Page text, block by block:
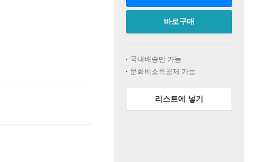
바로구매
국내배송만 가능
문화비소득공제 가능
리스트에 넣기